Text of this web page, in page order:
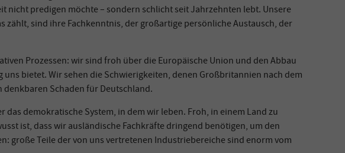
predigen möchte – sondern schlicht seit Jahrzehnten lebt. Unsere
sind ihre Fachkenntnis, der großartige persönliche Austausch, der
Prozessen: wir sind froh über die Europäische Union und den Abbau
bietet. Wir sehen die Schwierigkeiten, denen Großbritannien nach dem
Schaden für Deutschland.
demokratische System, in dem wir leben. Froh, in einem Land zu
ist, dass wir ausländische Fachkräfte dringend benötigen, um den
große Teile der von uns vertretenen Industriebereiche sind enorm vom